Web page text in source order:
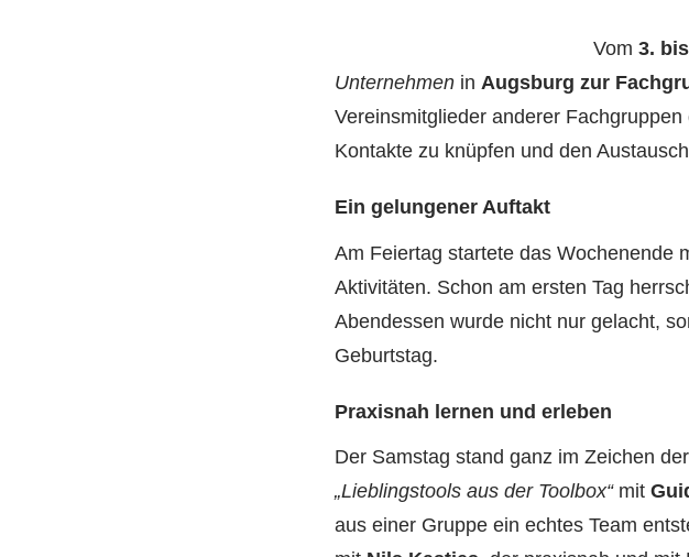
Vom 3.
Unternehmen in Augsburg zur
Vereinsmitglieder anderer
Kontakte zu knüpfen und den
Ein gelungener Auftakt
Am Feiertag startete das Wochenende
Aktivitäten. Schon am ersten Tag
Abendessen wurde nicht nur gelacht,
Geburtstag.
Praxisnah lernen und erleben
Der Samstag stand ganz im Zeichen
„Lieblingstools aus der Toolbox“ mit
aus einer Gruppe ein echtes Team